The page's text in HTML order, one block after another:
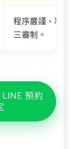
程序嚴謹、攻防
三審制。
預約